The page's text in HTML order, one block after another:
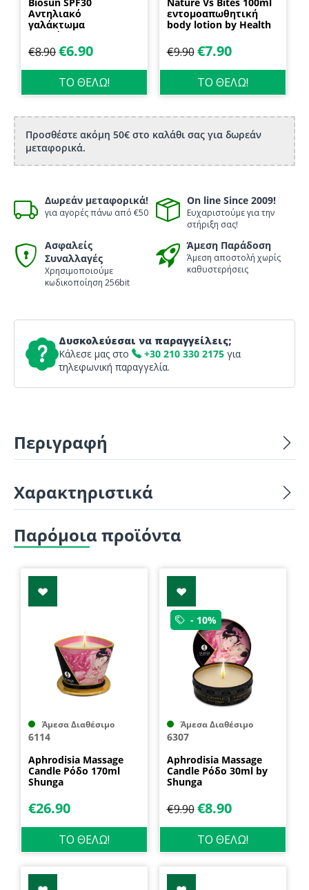
Αντηλιακό
γαλάκτωμα
προσώπου και
σώματος 70ml
Biosanto
€8.90€6.90
ΤΟ ΘΕΛΩ!
εντομοαπωθητική
body lotion by Health
€9.90 €7.90
ΤΟ ΘΕΛΩ!
Προσθέστε ακόμη 50€ στο καλάθι σας για δωρεάν
μεταφορικά.
Δωρεάν μεταφορικά!
για αγορές πάνω από €50
On line Since 2009!
Ευχαριστούμε για την
στήριξη σας!
Ασφαλείς
Συναλλαγές
Χρησιμοποιούμε
κωδικοποίηση 256bit
Άμεση Παράδοση
Άμεση αποστολή χωρίς
καθυστερήσεις
Δυσκολεύεσαι να παραγγείλεις;
Κάλεσε μας στο
+30 210 330 2175 για
τηλεφωνική παραγγελία.
Περιγραφή
Χαρακτηριστικά
Παρόμοια προϊόντα
Άμεσα Διαθέσιμο
6114
Aphrodisia Massage
Candle Ρόδο 170ml
Shunga
€26.90
ΤΟ ΘΕΛΩ!
- 10%
Άμεσα Διαθέσιμο
6307
Aphrodisia Massage
Candle Ρόδο 30ml by
Shunga
€9.90 €8.90
ΤΟ ΘΕΛΩ!